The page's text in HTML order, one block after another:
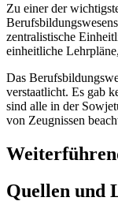
Zu einer der
zentralistische
einheitliche
Das
verstaatlicht. Es gab
sind alle in der
von Zeugnissen
Quellen und